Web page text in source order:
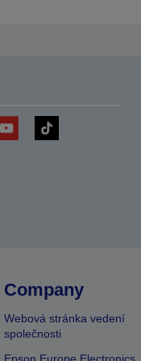
Company
Webová stránka vedení
společnosti